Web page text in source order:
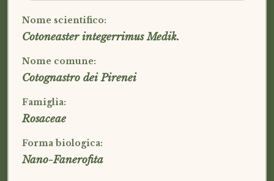
Nome scientifico:
Cotoneaster integerrimus Medik.
Nome comune:
Cotognastro dei Pirenei
Famiglia:
Rosaceae
Forma biologica:
Nano-Fanerofita